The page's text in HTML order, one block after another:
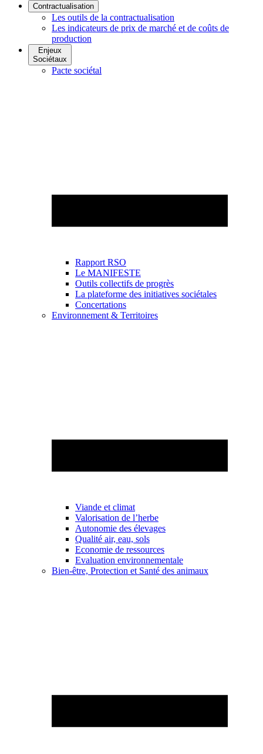
Contractualisation
Les outils de la contractualisation
Les indicateurs de prix de marché et de coûts de
production
Enjeux
Sociétaux
Pacte sociétal
Rapport RSO
Le MANIFESTE
Outils collectifs de progrès
La plateforme des initiatives sociétales
Concertations
Environnement & Territoires
Viande et climat
Valorisation de l’herbe
Autonomie des élevages
Qualité air, eau, sols
Economie de ressources
Evaluation environnementale
Bien-être, Protection et Santé des animaux